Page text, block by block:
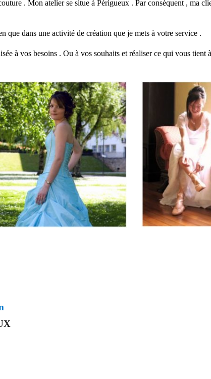
. Mon atelier se situe à Périgueux . Par conséquent , ma
que dans une activité de création que je mets à votre service .
à vos besoins . Ou à vos souhaits et réaliser ce qui vous